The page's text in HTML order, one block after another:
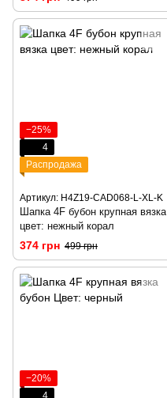
−25%
4
Распродажа
Артикул: H4Z19-CAD068-L-XL-K
Шапка 4F бубон крупная вязка
цвет: нежный корал
374 грн 499 грн
−20%